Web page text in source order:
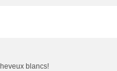
blancs!